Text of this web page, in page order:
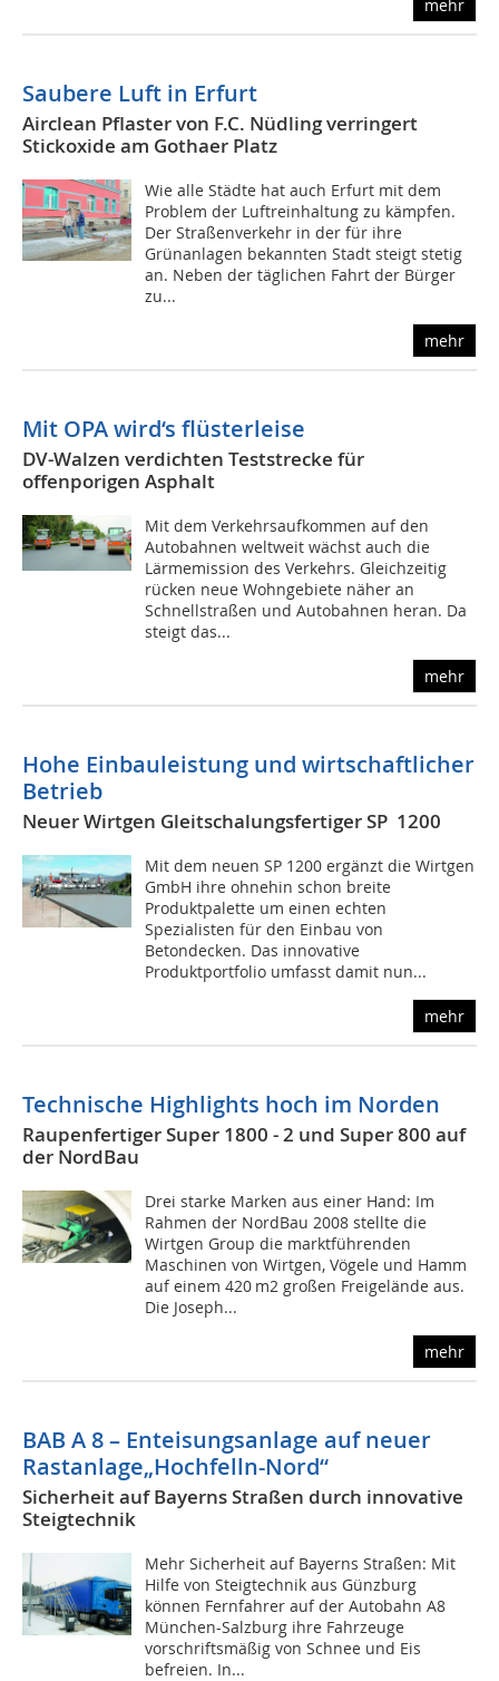
mehr
Saubere Luft in Erfurt
Airclean Pflaster von F.C. Nüdling verringert
Stickoxide am Gothaer Platz
Wie alle Städte hat auch Erfurt mit dem
Problem der Luftreinhaltung zu kämpfen.
Der Straßenverkehr in der für ihre
Grünanlagen bekannten Stadt steigt stetig
an. Neben der täglichen Fahrt der Bürger
zu...
mehr
Mit OPA wird‘s flüsterleise
DV-Walzen verdichten Teststrecke für
offenporigen Asphalt
Mit dem Verkehrsaufkommen auf den
Autobahnen weltweit wächst auch die
Lärmemission des Verkehrs. Gleichzeitig
rücken neue Wohngebiete näher an
Schnellstraßen und Autobahnen heran. Da
steigt das...
mehr
Hohe Einbauleistung und wirtschaftlicher
Betrieb
Neuer Wirtgen Gleitschalungsfertiger SP 1200
Mit dem neuen SP 1200 ergänzt die Wirtgen
GmbH ihre ohnehin schon breite
Produktpalette um einen echten
Spezialisten für den Einbau von
Betondecken. Das innovative
Produktportfolio umfasst damit nun...
mehr
Technische Highlights hoch im Norden
Raupenfertiger Super 1800 - 2 und Super 800 auf
der NordBau
Drei starke Marken aus einer Hand: Im
Rahmen der NordBau 2008 stellte die
Wirtgen Group die marktführenden
Maschinen von Wirtgen, Vögele und Hamm
auf einem 420 m2 großen Freigelände aus.
Die Joseph...
mehr
BAB A8– Enteisungsanlage auf neuer
Rastanlage„Hochfelln-Nord“
Sicherheit auf Bayerns Straßen durch innovative
Steigtechnik
Mehr Sicherheit auf Bayerns Straßen: Mit
Hilfe von Steigtechnik aus Günzburg
können Fernfahrer auf der Autobahn A8
München-Salzburg ihre Fahrzeuge
vorschriftsmäßig von Schnee und Eis
befreien. In...